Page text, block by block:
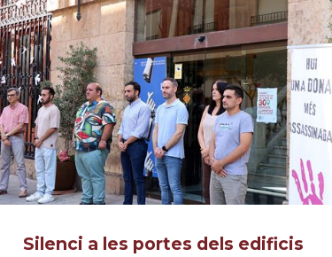
Silenci a les portes dels edificis